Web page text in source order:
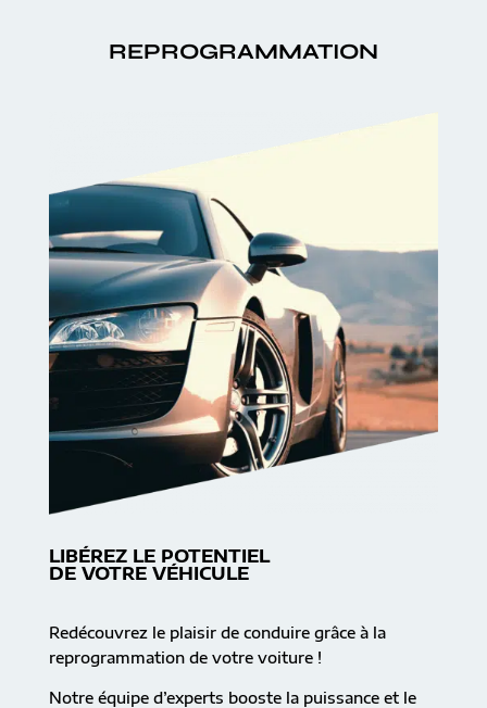
REPROGRAMMATION
LIBÉREZ LE POTENTIEL
DE VOTRE VÉHICULE
Redécouvrez le plaisir de conduire grâce à la
reprogrammation de votre voiture !
Notre équipe d’experts booste la puissance et le